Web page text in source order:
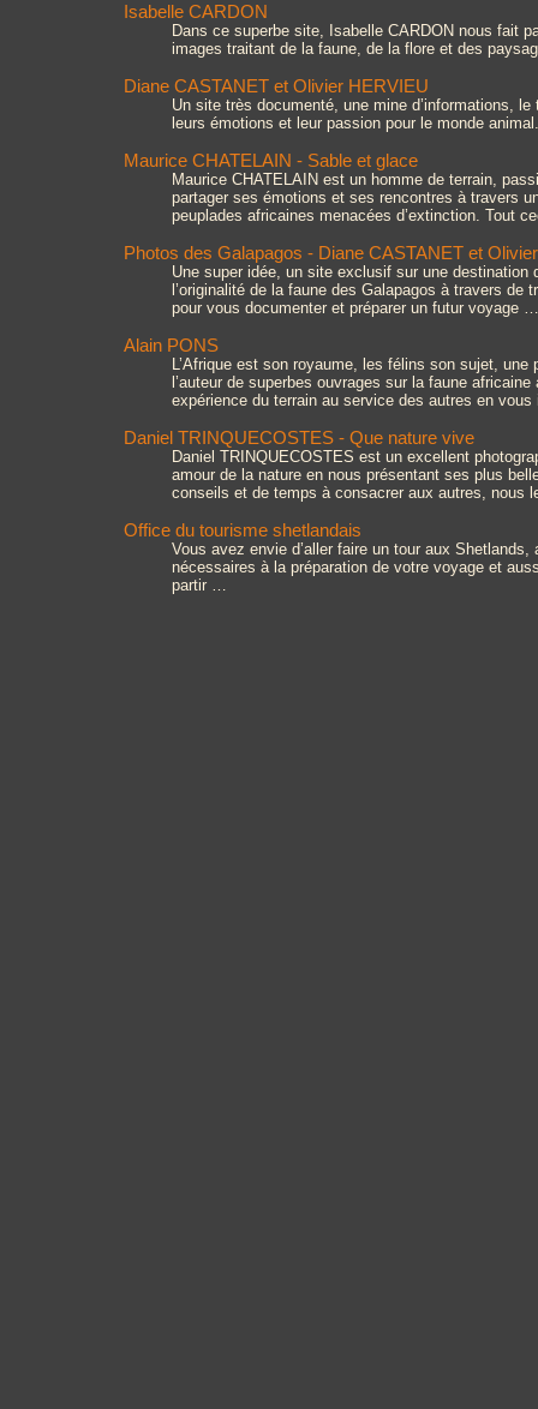
Isabelle CARDON
Dans ce superbe site, Isabelle CARDON nous fait
images traitant de la faune, de la flore et des
Diane CASTANET et Olivier HERVIEU
Un site très documenté, une mine d’informations,
leurs émotions et leur passion pour le monde
Maurice CHATELAIN - Sable et glace
Maurice CHATELAIN est un homme de terrain,
partager ses émotions et ses rencontres à travers
peuplades africaines menacées d’extinction. Tout
Photos des Galapagos - Diane CASTANET et
Une super idée, un site exclusif sur une destination
l’originalité de la faune des Galapagos à travers
pour vous documenter et préparer un futur voyage …
Alain PONS
L’Afrique est son royaume, les félins son sujet,
l’auteur de superbes ouvrages sur la faune
expérience du terrain au service des autres en
Daniel TRINQUECOSTES - Que nature vive
Daniel TRINQUECOSTES est un excellent
amour de la nature en nous présentant ses plus
conseils et de temps à consacrer aux autres, nous
Office du tourisme shetlandais
Vous avez envie d’aller faire un tour aux
nécessaires à la préparation de votre voyage et
partir …